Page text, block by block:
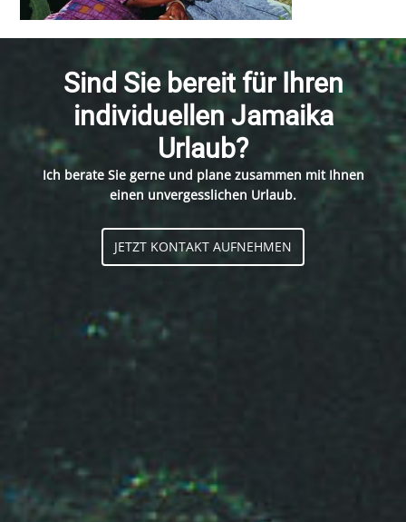
Sind Sie bereit für Ihren
individuellen Jamaika
Urlaub?
Ich berate Sie gerne und plane zusammen mit Ihnen
einen unvergesslichen Urlaub.
JETZT KONTAKT AUFNEHMEN